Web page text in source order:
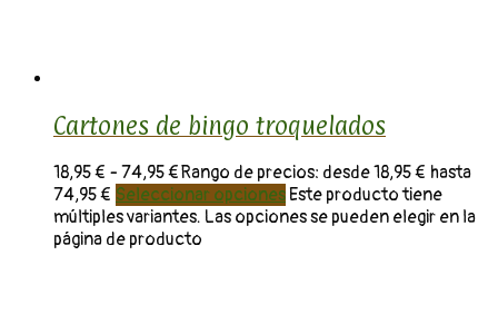
Cartones de bingo troquelados
18,95€ - 74,95€Rango de precios: desde 18,95 € hasta
74,95 € Seleccionar opciones Este producto tiene
múltiples variantes. Las opciones se pueden elegir en la
página de producto